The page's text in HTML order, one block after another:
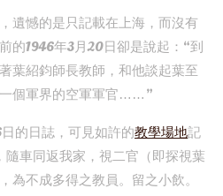
遺憾的是只記載在上海，而沒有
的1946年3月20日卻是說起：“到
葉紹鈞師長教師，和他談起葉至
個軍界的空軍軍官……”
的日誌，可見如許的教學場地記
車同返我家，視二官（即探視葉
為不成多得之教員。留之小飲。